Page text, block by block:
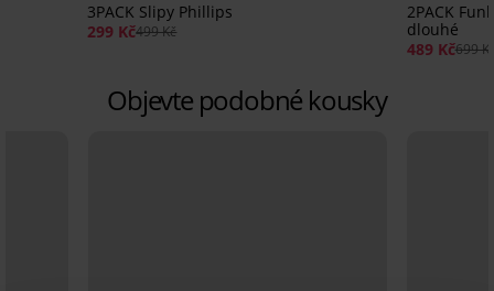
3PACK Slipy Phillips
299 Kč499 Kč
2PACK
dlouhé
489 Kč699
Objevte podobné kousky